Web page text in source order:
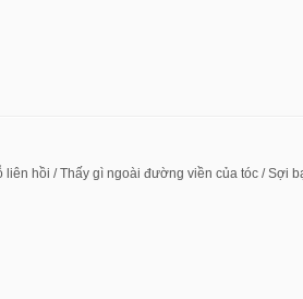
hồi / Thấy gì ngoài đường viền của tóc / Sợi